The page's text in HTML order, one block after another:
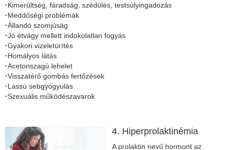
·Kimerültség, fáradság, szédülés, testsúlyingadozás
·Meddőségi problémák
·Állandó szomjúság
·Jó étvágy mellett indokolatlan fogyás
·Gyakori vizeletürítés
·Homályos látás
·Acetonszagú lehelet
·Visszatérő gombás fertőzések
·Lassú sebgyógyulás
·Szexuális működészavarok
4. Hiperprolaktinémia
A prolaktin nevű hormont az